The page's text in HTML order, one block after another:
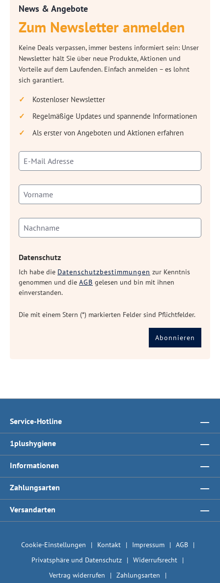
News & Angebote
Zum Newsletter anmelden
Keine Deals verpassen, immer bestens informiert sein: Unser
Newsletter hält Sie über neue Produkte, Aktionen und
Vorteile auf dem Laufenden. Einfach anmelden – es lohnt
sich garantiert.
Kostenloser Newsletter
Regelmäßige Updates und spannende Informationen
Als erster von Angeboten und Aktionen erfahren
Datenschutz
Ich habe die Datenschutzbestimmungen zur Kenntnis
genommen und die AGB gelesen und bin mit ihnen
einverstanden.
Die mit einem Stern (*) markierten Felder sind Pflichtfelder.
Abonnieren
Service-Hotline
1plushygiene
Informationen
Zahlungsarten
Versandarten
Cookie-Einstellungen Kontakt Impressum
AGB
Privatsphäre und Datenschutz
Widerrufsrecht
Vertrag widerrufen
Zahlungsarten